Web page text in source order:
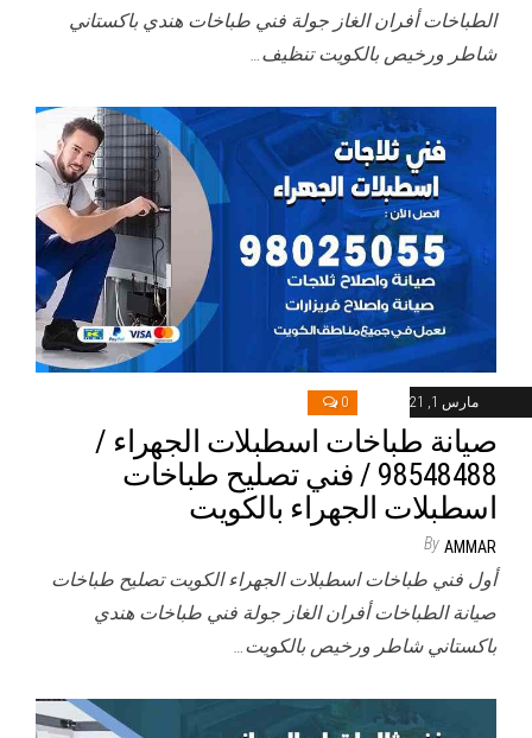
الطباخات أفران الغاز جولة فني طباخات هندي باكستاني
شاطر ورخيص بالكويت تنظيف…
مارس 1, 2021 0
صيانة طباخات اسطبلات الجهراء /
98548488 / فني تصليح طباخات
اسطبلات الجهراء بالكويت
By AMMAR
أول فني طباخات اسطبلات الجهراء الكويت تصليح طباخات
صيانة الطباخات أفران الغاز جولة فني طباخات هندي
باكستاني شاطر ورخيص بالكويت…